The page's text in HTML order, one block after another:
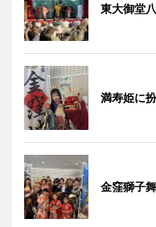
東大御堂
満寿姫に
金窪獅子